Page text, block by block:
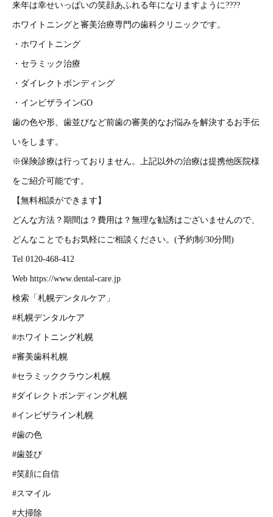
来年は幸せいっぱいの笑顔あふれる年になりますように????
ホワイトニングと審美治療専門の歯科クリニックです。
・ホワイトニング
・セラミック治療
・ダイレクトボンディング
・インビザラインGO
歯の色や形、歯並びなど前歯の審美的なお悩みを解決するお手伝
いをします。
※保険診療は行っておりません。上記以外の治療は提携他医院様
をご紹介可能です。
【無料相談ができます】
どんな方法？期間は？費用は？無理な勧誘はございませんので、
どんなことでもお気軽にご相談ください。(予約制/30分間)
Tel 0120-468-412
Web https://www.dental-care.jp
検索「札幌デンタルケア」
#札幌デンタルケア
#ホワイトニング札幌
#審美歯科札幌
#セラミッククラウン札幌
#ダイレクトボンディング札幌
#インビザライン札幌
#歯の色
#歯並び
#笑顔に自信
#スマイル
#大掃除